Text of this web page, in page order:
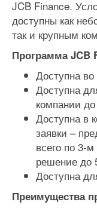
JCB Finance.
доступны как
так и крупным
Программа JCB
Доступна
Доступна
компании
Доступна в
заявки –
всего по 3-
решение до
Доступна
Преимущества